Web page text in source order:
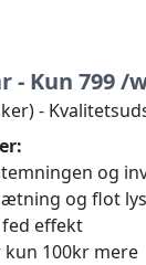
- Kun 799 /
-
og
og flot
effekt
100kr mere